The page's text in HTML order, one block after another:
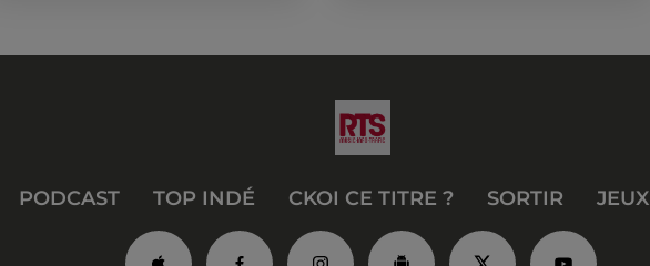
PODCAST TOP INDÉ CKOI CE TITRE ? SORTIR JEUX